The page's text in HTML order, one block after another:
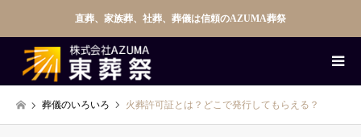
直葬、家族葬、社葬、葬儀は信頼のAZUMA葬祭
葬儀のいろいろ 火葬許可証とは？どこで発行してもらえる？